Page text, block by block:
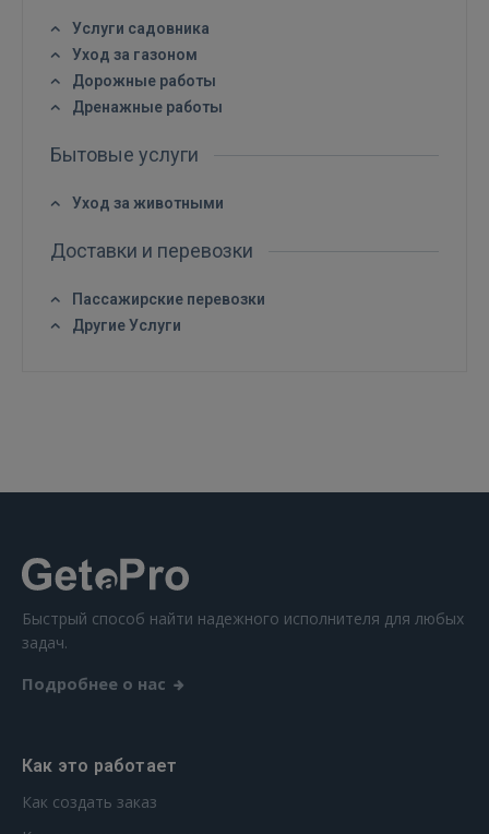
 Sign in with Apple
Ещё не зарегистрированы?
РЕГИСТРАЦИЯ
Услуги садовника
Уход за газоном
Дорожные работы
Дренажные работы
Бытовые услуги
Уход за животными
Доставки и перевозки
Пассажирские перевозки
Другие Услуги
Быстрый способ найти надежного исполнителя для любых
задач.
Подробнее о нас
Как это работает
Как создать заказ